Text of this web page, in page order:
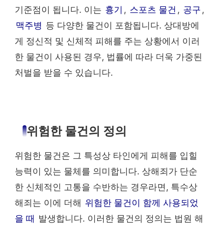
기준점이 됩니다. 이는 흉기 , 스포츠 물건 , 공구,
맥주병 등 다양한 물건이 포함됩니다. 상대방에
게 정신적 및 신체적 피해를 주는 상황에서 이러
한 물건이 사용된 경우, 법률에 따라 더욱 가중된
처벌을 받을 수 있습니다.
위험한 물건의 정의
위험한 물건은 그 특성상 타인에게 피해를 입힐
능력이 있는 물체를 의미합니다. 상해죄가 단순
한 신체적인 고통을 수반하는 경우라면, 특수상
해죄는 이에 더해 위험한 물건이 함께 사용되었
을 때 발생합니다. 이러한 물건의 정의는 법원 해